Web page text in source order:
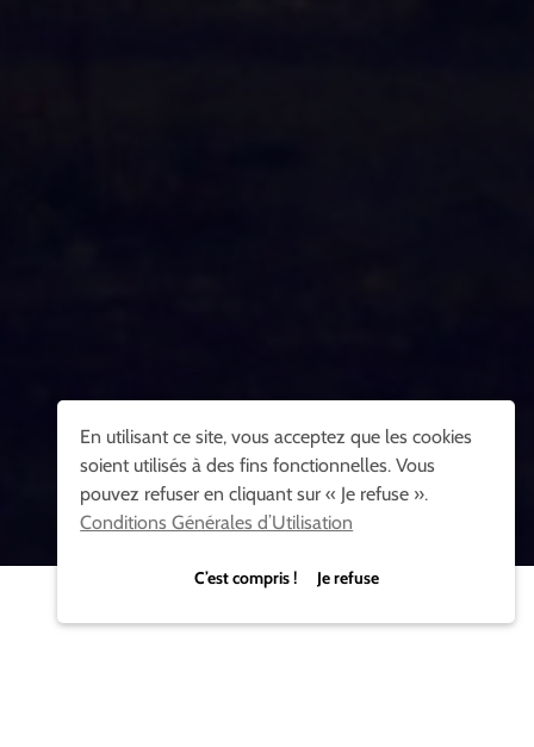
En utilisant ce site, vous acceptez que les cookies
soient utilisés à des fins fonctionnelles. Vous
pouvez refuser en cliquant sur « Je refuse ».
Conditions Générales d’Utilisation
C’est compris ! Je refuse